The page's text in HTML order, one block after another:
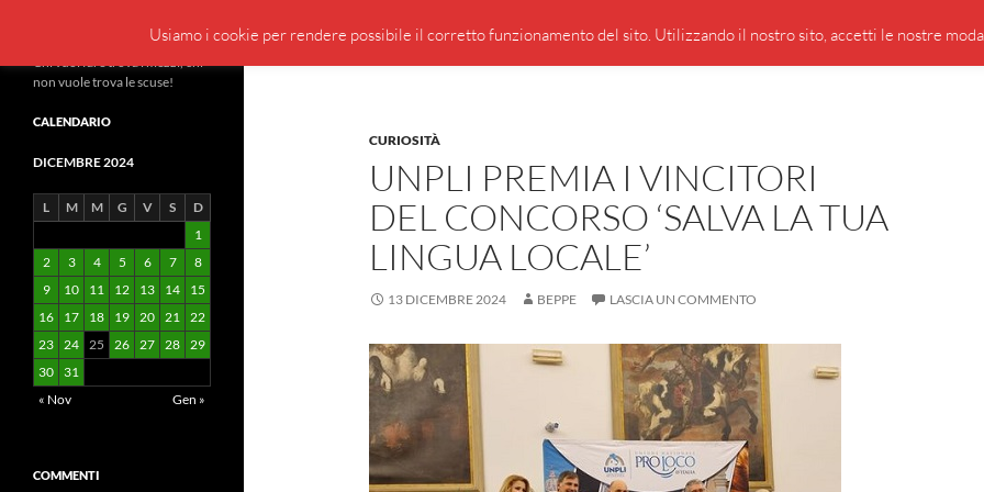
Vai
contenuto
PRESENTAZIONE DI GIUSEPPE BORSOI
CURIOSITÀ
UNPLI PREMIA I VINCITORI
DEL CONCORSO ‘SALVA LA TUA
LINGUA LOCALE’
13 DICEMBRE 2024 BEPPE LASCIA UN COMMENTO
Chi vuol fare trova i mezzi, chi
non vuole trova le scuse!
CALENDARIO
DICEMBRE 2024
L M M G V S
D
1
2
3 4 5 6 7
8
9
10 11 12 13 14
15
16
17 18 19 20 21 22
23 24 25 26 27 28 29
30
31
« Nov
Gen »
COMMENTI
Usiamo i cookie per rendere possibile il corretto funzionamento del sito. Utilizzando il nostro sito, accetti le nostre